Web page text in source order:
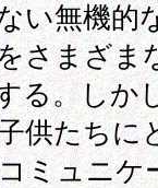
い無機的
さまざま
る。しか
供たちに
ミュニケ